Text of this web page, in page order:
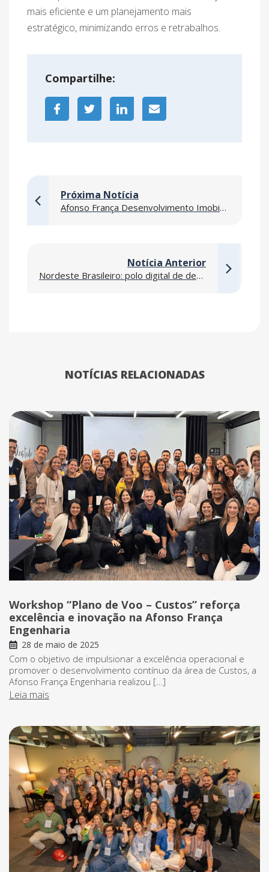
mais eficiente e um planejamento mais
estratégico, minimizando erros e retrabalhos.
Compartilhe:
Próxima Notícia
Afonso França Desenvolvimento Imobiliário
Notícia Anterior
Nordeste Brasileiro: polo digital de destaque
NOTÍCIAS RELACIONADAS
Workshop “Plano de Voo – Custos” reforça
excelência e inovação na Afonso França
Engenharia
28 de maio de 2025
Com o objetivo de impulsionar a excelência operacional e
promover o desenvolvimento contínuo da área de Custos, a
Afonso França Engenharia realizou […]
Leia mais